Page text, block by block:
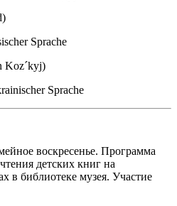
Sprache
Koz´kyj)
Sprache
воскресенье. Программа
детских книг на
в библиотеке музея. Участие